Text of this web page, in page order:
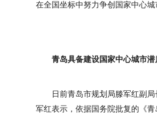
在全国坐标中努力争创国家中心
青岛具备建设国家中心城市潜
日前青岛市规划局滕军红副
军红表示，依据国务院批复的《青